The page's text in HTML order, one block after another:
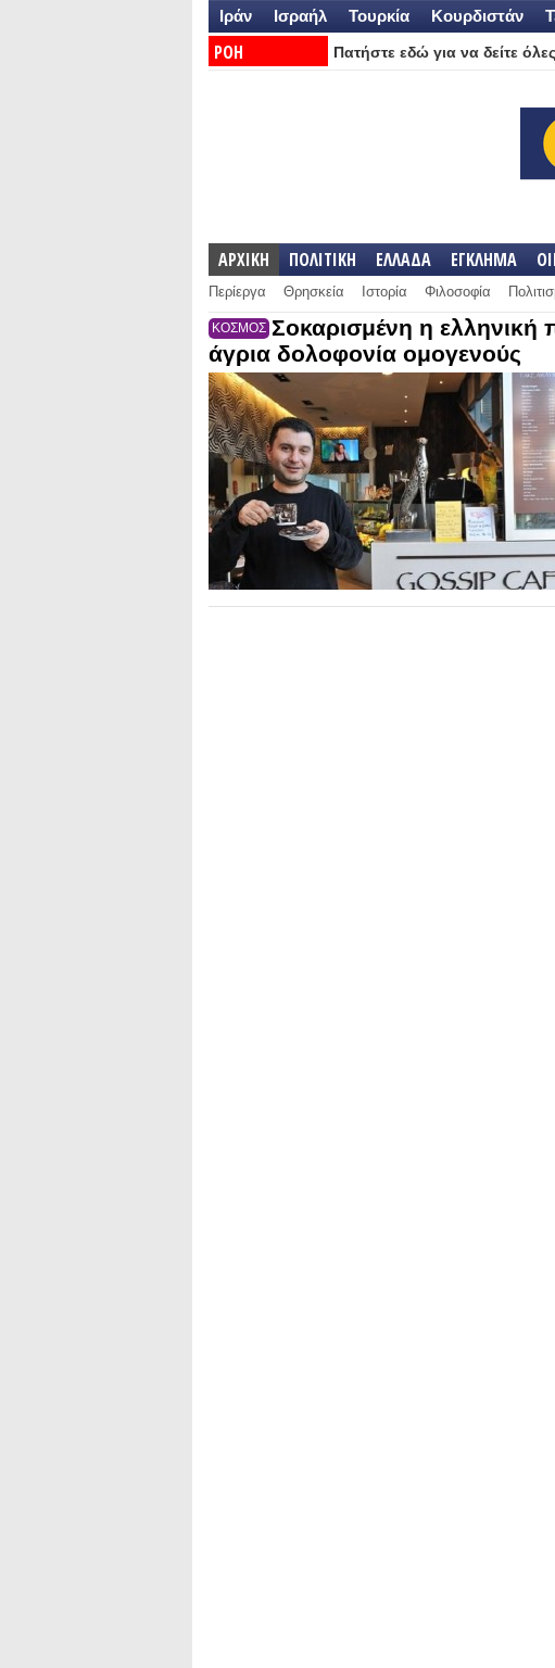
Ιράν Ισραήλ Τουρκία Κουρδιστάν
ΡΟΗ
Πατήστε εδώ για να δείτε
ΑΡΧΙΚΗ ΠΟΛΙΤΙΚΗ ΕΛΛΑΔΑ ΕΓΚΛΗΜΑ
Περίεργα Θρησκεία Ιστορία Φιλοσοφία
ΚΟΣΜΟΣ Σοκαρισμένη η ελληνική
άγρια δολοφονία ομογενούς